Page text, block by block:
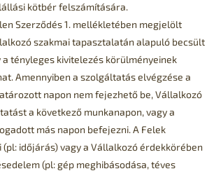
kötbér felszámítására.
Szerződés 1. mellékletében megjelölt
szakmai tapasztalatán alapuló becsült
tényleges kivitelezés körülményeinek
Amennyiben a szolgáltatás elvégzése a
napon nem fejezhető be, Vállalkozó
a következő munkanapon, vagy a
más napon befejezni. A Felek
időjárás) vagy a Vállalkozó érdekkörében
(pl: gép meghibásodása, téves